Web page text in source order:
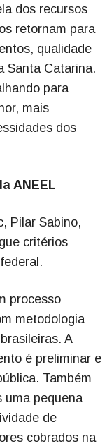
dos recursos
retornam para
qualidade
Santa Catarina.
para
mais
dos
ANEEL
Pilar Sabino,
critérios
processo
metodologia
A
é preliminar e
Também
uma pequena
de
cobrados na